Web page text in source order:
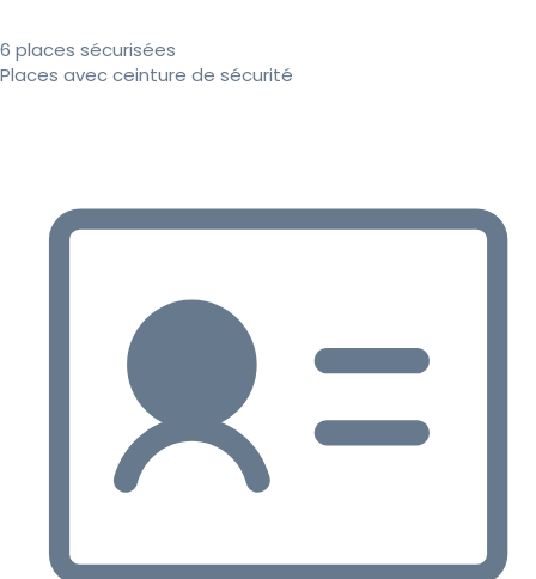
6 places sécurisées
Places avec ceinture de sécurité